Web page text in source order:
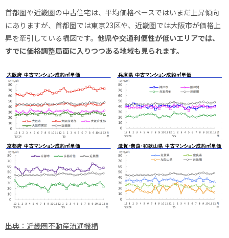
首都圏や近畿圏の中古住宅は、平均価格ベースではいまだ上昇傾向
にありますが、首都圏では東京23区や、近畿圏では大阪市が価格上
昇を牽引している構図です。 他県や交通利便性が低いエリアでは、
すでに価格調整局面に入りつつある地域も見られます。
出典：近畿圏不動産流通機構